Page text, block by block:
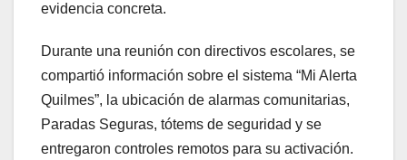
evidencia concreta.
Durante una reunión con directivos escolares, se
compartió información sobre el sistema “Mi Alerta
Quilmes”, la ubicación de alarmas comunitarias,
Paradas Seguras, tótems de seguridad y se
entregaron controles remotos para su activación.